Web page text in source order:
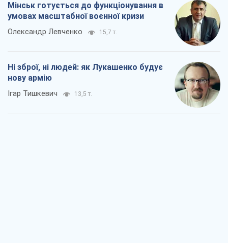
Мінськ готується до функціонування в
умовах масштабної воєнної кризи
Олександр Левченко 15,7 т.
Ні зброї, ні людей: як Лукашенко будує
нову армію
Ігар Тишкевич 13,5 т.